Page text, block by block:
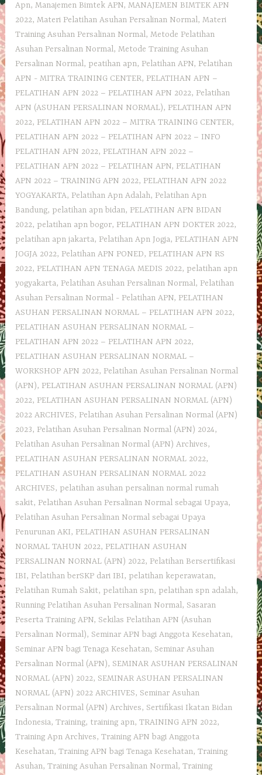
Apn,Manajemen Bimtek APN,MANAJEMEN BIMTEK APN
2022,Materi Pelatihan Asuhan Persalinan Normal,Materi
Training Asuhan Persalinan Normal,Metode Pelatihan
Asuhan Persalinan Normal,Metode Training Asuhan
Persalinan Normal, peatihan apn, Pelatihan APN, Pelatihan
APN - MITRA TRAINING CENTER, PELATIHAN APN –
PELATIHAN APN 2022 – PELATIHAN APN 2022, Pelatihan
APN (ASUHAN PERSALINAN NORMAL), PELATIHAN APN
2022, PELATIHAN APN 2022 – MITRA TRAINING CENTER,
PELATIHAN APN 2022 – PELATIHAN APN 2022 – INFO
PELATIHAN APN 2022, PELATIHAN APN 2022 –
PELATIHAN APN 2022 – PELATIHAN APN, PELATIHAN
APN 2022 – TRAINING APN 2022, PELATIHAN APN 2022
YOGYAKARTA, Pelatihan Apn Adalah, Pelatihan Apn
Bandung, pelatihan apn bidan, PELATIHAN APN BIDAN
2022, pelatihan apn bogor, PELATIHAN APN DOKTER 2022,
pelatihan apn jakarta, Pelatihan Apn Jogja, PELATIHAN APN
JOGJA 2022, Pelatihan APN PONED, PELATIHAN APN RS
2022, PELATIHAN APN TENAGA MEDIS 2022, pelatihan apn
yogyakarta, Pelatihan Asuhan Persalinan Normal, Pelatihan
Asuhan Persalinan Normal - Pelatihan APN, PELATIHAN
ASUHAN PERSALINAN NORMAL – PELATIHAN APN 2022,
PELATIHAN ASUHAN PERSALINAN NORMAL –
PELATIHAN APN 2022 – PELATIHAN APN 2022,
PELATIHAN ASUHAN PERSALINAN NORMAL –
WORKSHOP APN 2022, Pelatihan Asuhan Persalinan Normal
(APN), PELATIHAN ASUHAN PERSALINAN NORMAL (APN)
2022, PELATIHAN ASUHAN PERSALINAN NORMAL (APN)
2022 ARCHIVES, Pelatihan Asuhan Persalinan Normal (APN)
2023, Pelatihan Asuhan Persalinan Normal (APN) 2024,
Pelatihan Asuhan Persalinan Normal (APN) Archives,
PELATIHAN ASUHAN PERSALINAN NORMAL 2022,
PELATIHAN ASUHAN PERSALINAN NORMAL 2022
ARCHIVES, pelatihan asuhan persalinan normal rumah
sakit, Pelatihan Asuhan Persalinan Normal sebagai Upaya,
Pelatihan Asuhan Persalinan Normal sebagai Upaya
Penurunan AKI, PELATIHAN ASUHAN PERSALINAN
NORMAL TAHUN 2022, PELATIHAN ASUHAN
PERSALINAN NORNAL (APN) 2022, Pelatihan Bersertifikasi
IBI, Pelatihan berSKP dari IBI, pelatihan keperawatan,
Pelatihan Rumah Sakit, pelatihan spn, pelatihan spn adalah,
Running Pelatihan Asuhan Persalinan Normal, Sasaran
Peserta Training APN, Sekilas Pelatihan APN (Asuhan
Persalinan Normal), Seminar APN bagi Anggota Kesehatan,
Seminar APN bagi Tenaga Kesehatan, Seminar Asuhan
Persalinan Normal (APN), SEMINAR ASUHAN PERSALINAN
NORMAL (APN) 2022, SEMINAR ASUHAN PERSALINAN
NORMAL (APN) 2022 ARCHIVES, Seminar Asuhan
Persalinan Normal (APN) Archives, Sertifikasi Ikatan Bidan
Indonesia,Training, training apn,TRAINING APN 2022,
Training Apn Archives,Training APN bagi Anggota
Kesehatan,Training APN bagi Tenaga Kesehatan,Training
Asuhan,Training Asuhan Persalinan Normal,Training